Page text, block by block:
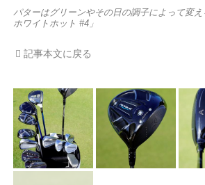
パターはグリーンやその日の調子によって変
ホワイトホット #4」
記事本文に戻る